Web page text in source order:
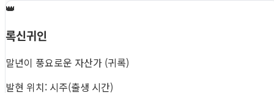
👑
록신귀인
말년이 풍요로운 자산가 (귀록)
발현 위치: 시주(출생 시간)